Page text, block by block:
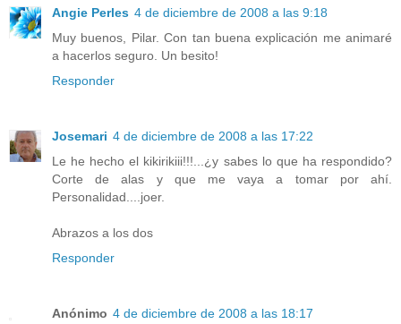
Angie Perles 4 de diciembre de 2008 a las 9:18
Muy buenos, Pilar. Con tan buena explicación me animaré
a hacerlos seguro. Un besito!
Responder
Josemari 4 de diciembre de 2008 a las 17:22
Le he hecho el kikirikiii!!!...¿y sabes lo que ha respondido?
Corte de alas y que me vaya a tomar por ahí.
Personalidad....joer.
Abrazos a los dos
Responder
Anónimo 4 de diciembre de 2008 a las 18:17